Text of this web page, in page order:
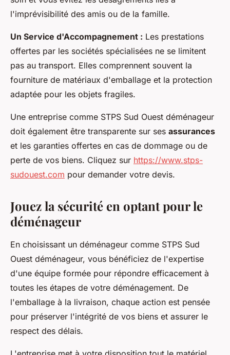
l'imprévisibilité des amis ou de la famille.
Un Service d'Accompagnement : Les prestations
offertes par les sociétés spécialisées ne se limitent
pas au transport. Elles comprennent souvent la
fourniture de matériaux d'emballage et la protection
adaptée pour les objets fragiles.
Une entreprise comme STPS Sud Ouest déménageur
doit également être transparente sur ses assurances
et les garanties offertes en cas de dommage ou de
perte de vos biens. Cliquez sur https://www.stps-
sudouest.com pour demander votre devis.
Jouez la sécurité en optant pour le
déménageur
En choisissant un déménageur comme STPS Sud
Ouest déménageur, vous bénéficiez de l'expertise
d'une équipe formée pour répondre efficacement à
toutes les étapes de votre déménagement. De
l'emballage à la livraison, chaque action est pensée
pour préserver l'intégrité de vos biens et assurer le
respect des délais.